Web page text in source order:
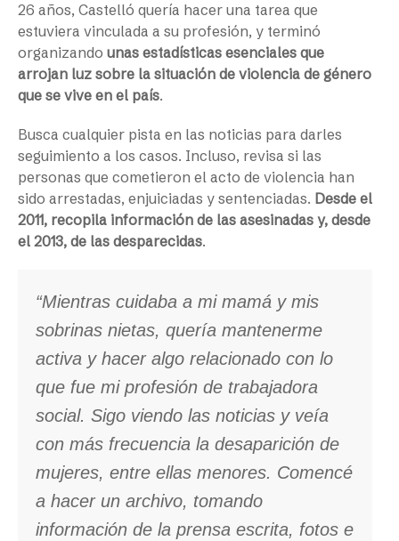
26 años, Castelló quería hacer una tarea que
estuviera vinculada a su profesión, y terminó
organizando unas estadísticas esenciales que
arrojan luz sobre la situación de violencia de género
que se vive en el país.
Busca cualquier pista en las noticias para darles
seguimiento a los casos. Incluso, revisa si las
personas que cometieron el acto de violencia han
sido arrestadas, enjuiciadas y sentenciadas. Desde el
2011, recopila información de las asesinadas y, desde
el 2013, de las desparecidas.
“Mientras cuidaba a mi mamá y mis
sobrinas nietas, quería mantenerme
activa y hacer algo relacionado con lo
que fue mi profesión de trabajadora
social. Sigo viendo las noticias y veía
con más frecuencia la desaparición de
mujeres, entre ellas menores. Comencé
a hacer un archivo, tomando
información de la prensa escrita, fotos e